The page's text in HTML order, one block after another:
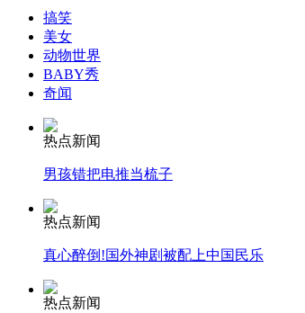
无痛分娩是否安全 医生回应
外交部：反对强权政治霸凌主义
外交部：有关国家言论片面不公正
安徽一实载49人客车翻车
搞笑
美女
动物世界
BABY秀
奇闻
热点新闻
男孩错把电推当梳子
热点新闻
真心醉倒!国外神剧被配上中国民乐
热点新闻